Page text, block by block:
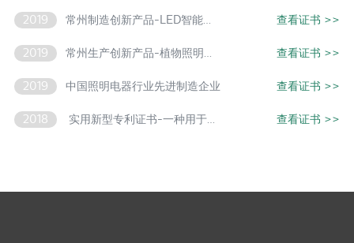
2019 常州制造创新产品-LED智能控制路灯 查看证书 >>
2019 常州生产创新产品-植物照明高RAR维护率型高压钠灯 查看证书 >>
2019 中国照明电器行业先进制造企业 查看证书 >>
2018 实用新型专利证书-一种用于LED智能照明的散热组件和散热件 查看证书 >>